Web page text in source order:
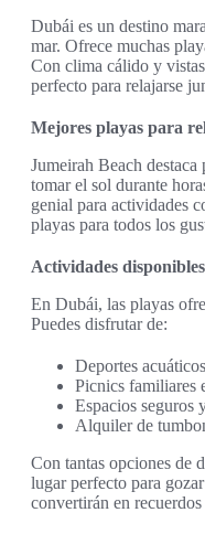
Dubái es un destino
mar. Ofrece muchas
Con clima cálido y
perfecto para relajarse
Mejores playas para
Jumeirah Beach destaca
tomar el sol durante
genial para actividades
playas para todos los
Actividades
En Dubái, las playas
Puedes disfrutar de:
Deportes
Picnics familiares
Espacios seguros
Alquiler de
Con tantas opciones de
lugar perfecto para
convertirán en recuerdos